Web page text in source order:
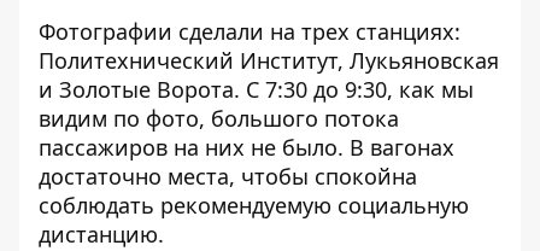
Фотографии сделали на трех станциях:
Политехнический Институт, Лукьяновская
и Золотые Ворота. С 7:30 до 9:30, как мы
видим по фото, большого потока
пассажиров на них не было. В вагонах
достаточно места, чтобы спокойна
соблюдать рекомендуемую социальную
дистанцию.